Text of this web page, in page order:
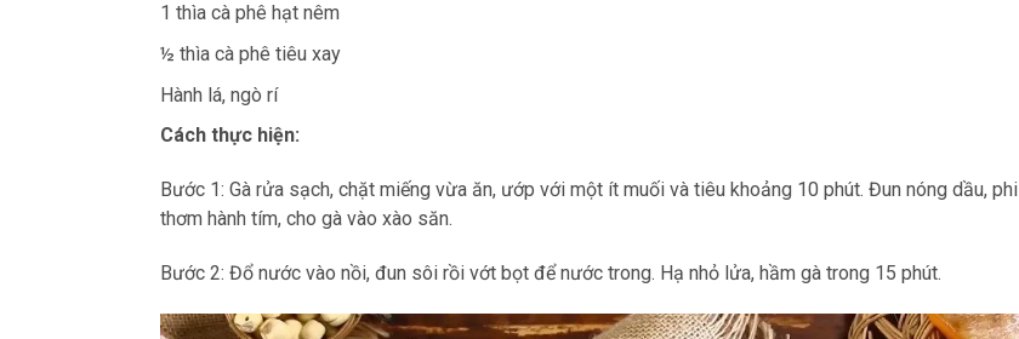
1 thìa cà phê hạt nêm
½ thìa cà phê tiêu xay
Hành lá, ngò rí
Cách thực hiện:
Bước 1: Gà rửa sạch, chặt miếng vừa ăn, ướp với một ít muối và tiêu khoảng 10 phút. Đun nóng dầu, phi
thơm hành tím, cho gà vào xào săn.
Bước 2: Đổ nước vào nồi, đun sôi rồi vớt bọt để nước trong. Hạ nhỏ lửa, hầm gà trong 15 phút.